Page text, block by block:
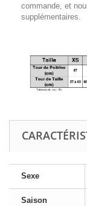
commande, et
supplémentaires.
Sexe
Saison